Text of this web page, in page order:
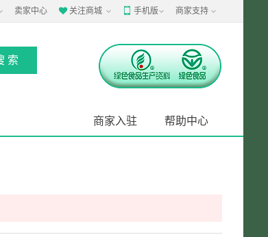
卖家中心 关注商城 手机版 商家支持
帮助中心
商家入驻